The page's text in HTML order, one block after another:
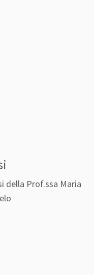
della Prof.ssa Maria